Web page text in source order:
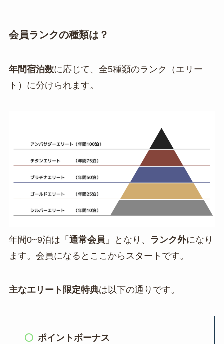
会員ランクの種類は？
年間宿泊数に応じて、全5種類のランク（エリー
ト）に分けられます。
年間0~9泊は「 通常会員 」となり、 ランク外になり
ます。会員になるとここからスタートです。
主なエリート限定特典は以下の通りです。
ポイントボーナス